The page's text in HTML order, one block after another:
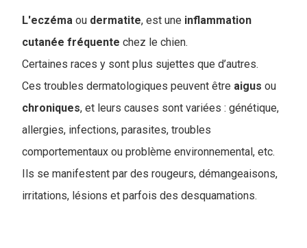
L'eczéma ou dermatite, est une inflammation
cutanée fréquente chez le chien.
Certaines races y sont plus sujettes que d’autres.
Ces troubles dermatologiques peuvent être aigus ou
chroniques, et leurs causes sont variées : génétique,
allergies, infections, parasites, troubles
comportementaux ou problème environnemental, etc.
Ils se manifestent par des rougeurs, démangeaisons,
irritations, lésions et parfois des desquamations.